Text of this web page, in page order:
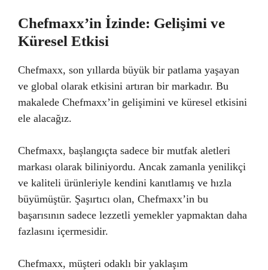
Chefmaxx’in İzinde: Gelişimi ve
Küresel Etkisi
Chefmaxx, son yıllarda büyük bir patlama yaşayan
ve global olarak etkisini artıran bir markadır. Bu
makalede Chefmaxx’in gelişimini ve küresel etkisini
ele alacağız.
Chefmaxx, başlangıçta sadece bir mutfak aletleri
markası olarak biliniyordu. Ancak zamanla yenilikçi
ve kaliteli ürünleriyle kendini kanıtlamış ve hızla
büyümüştür. Şaşırtıcı olan, Chefmaxx’in bu
başarısının sadece lezzetli yemekler yapmaktan daha
fazlasını içermesidir.
Chefmaxx, müşteri odaklı bir yaklaşım